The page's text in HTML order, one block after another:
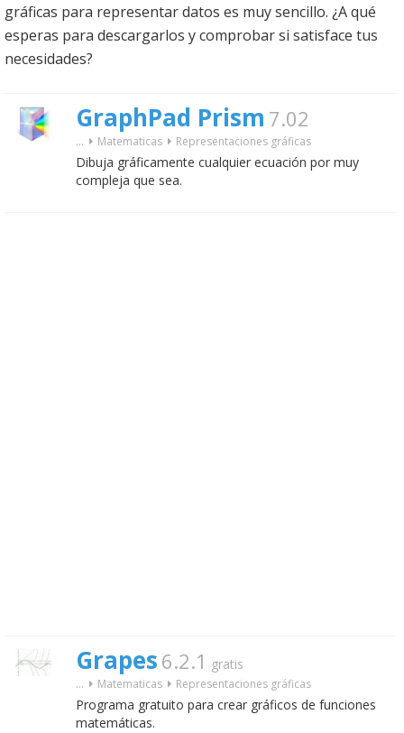
gráficas para representar datos es muy sencillo. ¿A qué
esperas para descargarlos y comprobar si satisface tus
necesidades?
GraphPad Prism 7.02
... Matematicas Representaciones gráficas
Dibuja gráficamente cualquier ecuación por muy
compleja que sea.
Grapes 6.2.1 gratis
... Matematicas Representaciones gráficas
Programa gratuito para crear gráficos de funciones
matemáticas.